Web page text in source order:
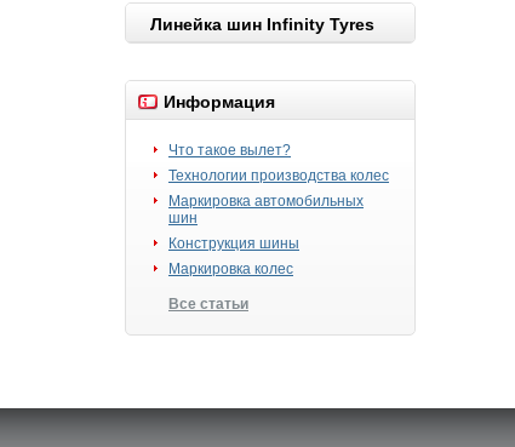
Линейка шин Infinity Tyres
Информация
Что такое вылет?
Технологии производства колес
Маркировка автомобильных
шин
Конструкция шины
Маркировка колес
Все статьи